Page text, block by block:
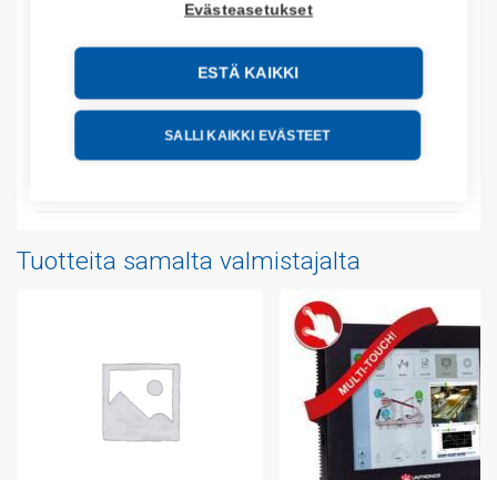
Evästeasetukset
ESTÄ KAIKKI
SALLI KAIKKI EVÄSTEET
Tuotteita samalta valmistajalta